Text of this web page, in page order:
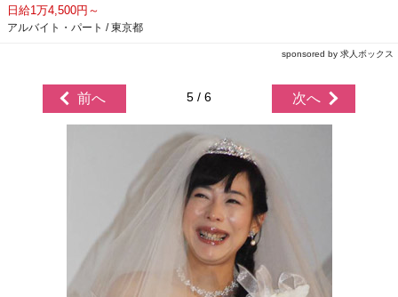
日給1万4,500円～
アルバイト・パート / 東京都
sponsored by 求人ボックス
前へ 5 / 6 次へ